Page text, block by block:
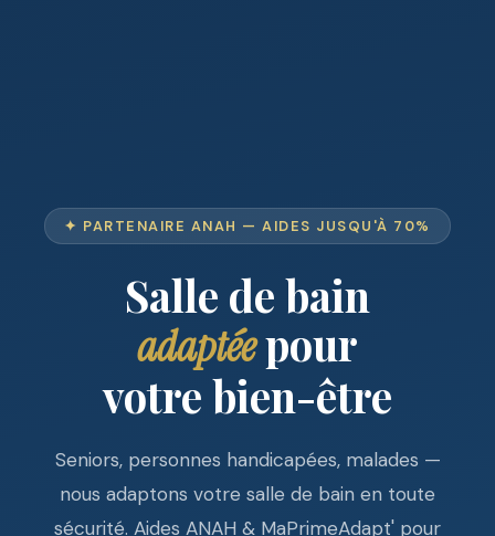
✦ PARTENAIRE ANAH — AIDES JUSQU'À 70%
Salle de bain
adaptéepour
votre bien-être
Seniors, personnes handicapées, malades —
nous adaptons votre salle de bain en toute
sécurité. Aides ANAH & MaPrimeAdapt' pour